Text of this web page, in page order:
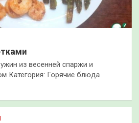
из весенней спаржи и
Категория: Горячие блюда